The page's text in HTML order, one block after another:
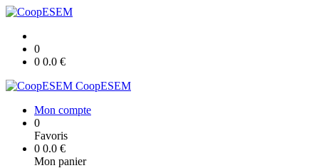
0
0 0.0 €
CoopESEM
Mon compte
0
Favoris
0 0.0 €
Mon panier